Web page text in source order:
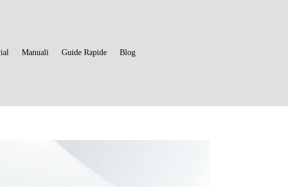
Manuali Guide Rapide Blog